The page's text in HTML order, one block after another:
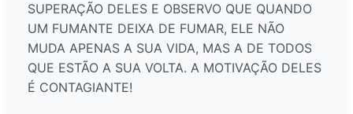
SUPERAÇÃO DELES E OBSERVO QUE QUANDO
UM FUMANTE DEIXA DE FUMAR, ELE NÃO
MUDA APENAS A SUA VIDA, MAS A DE TODOS
QUE ESTÃO A SUA VOLTA. A MOTIVAÇÃO DELES
É CONTAGIANTE!